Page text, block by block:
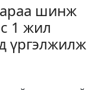
шинж
1 жил
үргэлжилж